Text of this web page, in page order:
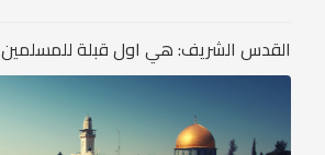
القدس الشريف: هي اول قبلة للمسلمين